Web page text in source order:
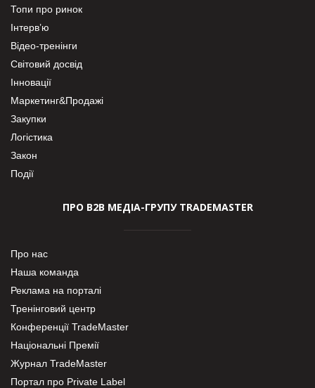
Топи про ринок
Інтерв’ю
Відео-тренінги
Світовий досвід
Інновації
Маркетинг&Продажі
Закупки
Логістика
Закон
Події
ПРО В2В МЕДІА-ГРУПУ TRADEMASTER
Про нас
Наша команда
Реклама на порталі
Тренінговий центр
Конференції TradeMaster
Національні Премії
Журнал TradeMaster
Портал про Private Label